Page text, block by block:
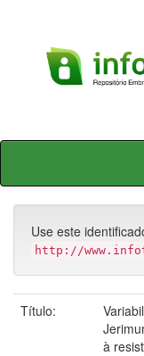
Skip
Use este
http://
Título:
à